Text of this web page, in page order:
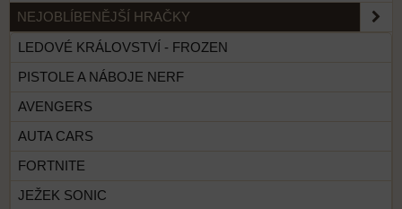
NEJOBLÍBENĚJŠÍ HRAČKY
LEDOVÉ KRÁLOVSTVÍ - FROZEN
PISTOLE A NÁBOJE NERF
AVENGERS
AUTA CARS
FORTNITE
JEŽEK SONIC